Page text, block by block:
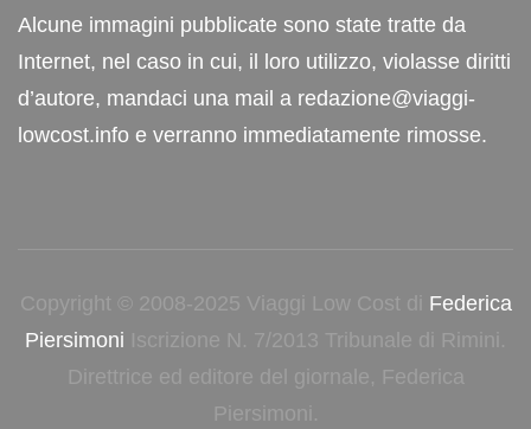
Alcune immagini pubblicate sono state tratte da
Internet, nel caso in cui, il loro utilizzo, violasse diritti
d’autore, mandaci una mail a redazione@viaggi-
lowcost.info e verranno immediatamente rimosse.
Copyright © 2008-2025 Viaggi Low Cost di Federica
Piersimoni Iscrizione N. 7/2013 Tribunale di Rimini.
Direttrice ed editore del giornale, Federica
Piersimoni.